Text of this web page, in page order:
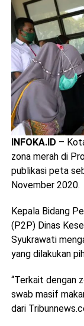
INFOKA.ID –
zona merah di
publikasi peta
November 2020.
Kepala Bidang
(P2P) Dinas
Syukrawati
yang dilakukan
“Terkait dengan
swab masif
dari